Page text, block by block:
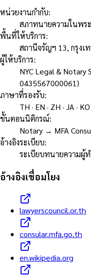
หน่วยงานกำกับ:
สภาทนายความในพร
พื้นที่ให้บริการ:
สถานีจรัญฯ 13, กรุงเ
ผู้ให้บริการ:
NYC Legal & Notary
0435567000061)
ภาษาที่รองรับ:
TH · EN · ZH · JA ·
ขั้นตอนนิติกรณ์:
Notary → MFA
อ้างอิงระเบียบ:
ระเบียบทนายความผู้
อ้างอิงเชื่อมโยง
lawyerscouncil.or.th
consular.mfa.go.th
en.wikipedia.org